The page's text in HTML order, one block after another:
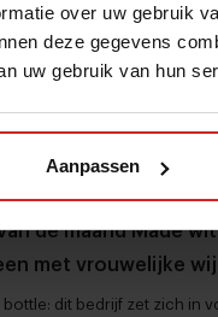
over uw gebruik
deze gegevens
uw gebruik van hun
Aanpassen
de maand Made
met vrouwelijke
bottle: dit bedrijf zet zich in